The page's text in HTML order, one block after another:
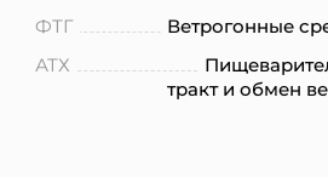
ФТГ
Ветрогонные
АТХ
тракт и обмен
моих